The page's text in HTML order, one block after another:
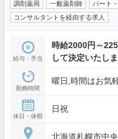
調剤薬局 一般薬剤師 パート
コンサルタントを経由する求人
給与・手当
時給2000円～
して決定いたし
勤務時間
曜日,時間はお気
休日・休暇
日祝
北海道札幌市中